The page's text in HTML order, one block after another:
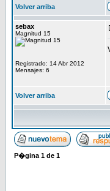
Volver arriba
sebax
Magnitud 15
Registrado: 14 Abr 2012
Mensajes: 6
Volver arriba
P�gina 1 de 1